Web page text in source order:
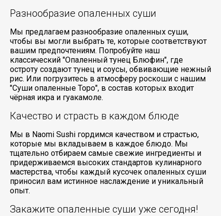
Разнообразие опаленных суши
Мы предлагаем разнообразие опаленных суши,
чтобы вы могли выбрать те, которые соответствуют
вашим предпочтениям. Попробуйте наш
классический "Опаленный тунец Блюфин", где
остроту создают тунец и соусы, обвивающие нежный
рис. Или погрузитесь в атмосферу роскоши с нашим
"Суши опаленные Торо", в состав которых входит
чёрная икра и гуакамоле.
Качество и страсть в каждом блюде
Мы в Naomi Sushi гордимся качеством и страстью,
которые мы вкладываем в каждое блюдо. Мы
тщательно отбираем самые свежие ингредиенты и
придерживаемся высоких стандартов кулинарного
мастерства, чтобы каждый кусочек опаленных суши
приносил вам истинное наслаждение и уникальный
опыт.
Закажите опаленные суши уже сегодня!